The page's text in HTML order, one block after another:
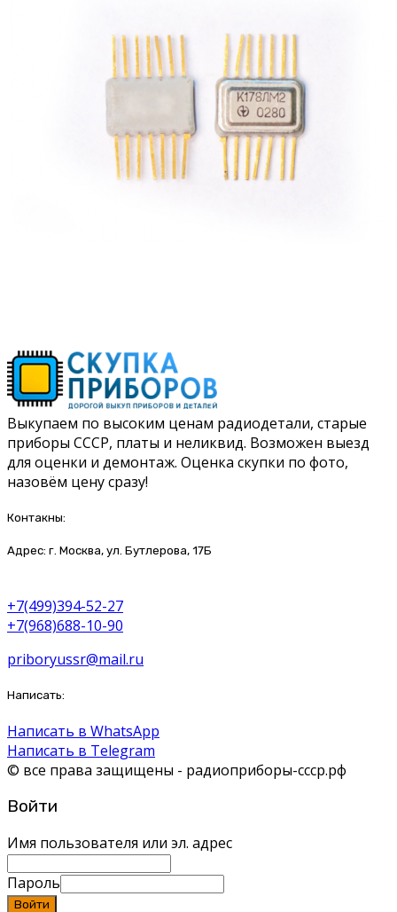
Выкупаем по высоким ценам радиодетали, старые
приборы СССР, платы и неликвид. Возможен выезд
для оценки и демонтаж. Оценка скупки по фото,
назовём цену сразу!
Контакны:
Адрес: г. Москва, ул. Бутлерова, 17Б
+7(499)394-52-27
+7(968)688-10-90
priboryussr@mail.ru
Написать:
Написать в WhatsApp
Написать в Telegram
© все права защищены - радиоприборы-ссср.рф
Войти
Имя пользователя или эл. адрес
Пароль
Войти